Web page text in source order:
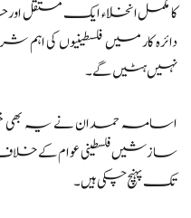
کا مکمل انخلاء ایک مستقل
دائرہ کار میں فلسطینیوں کی
نہیں ہٹیں گے۔
اسامہ حمدان نے یہ بھی
سازشیں فلسطینی عوام کے
تک پہنچ چکی ہیں۔